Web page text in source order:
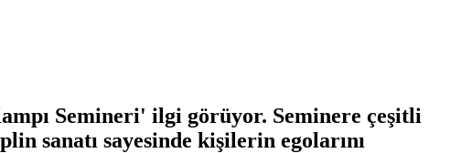
Semineri' ilgi görüyor. Seminere çeşitli
sanatı sayesinde kişilerin egolarını